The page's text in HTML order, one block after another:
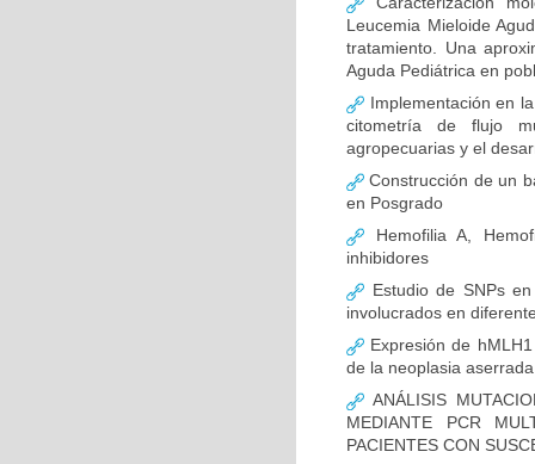
Leucemia Mieloide
tratamiento. Una
Aguda Pediátrica en
Implementación en
citometría de flujo
agropecuarias y el
Construcción de un
en Posgrado
Hemofilia A,
inhibidores
Estudio de SNPs
involucrados en
Expresión de
de la neoplasia
ANÁLISIS
MEDIANTE PCR
PACIENTES CON